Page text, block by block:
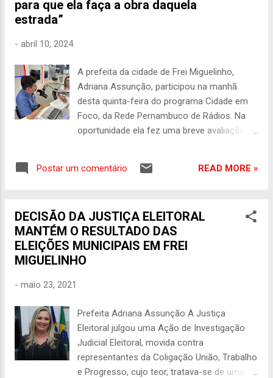
para que ela faça a obra daquela
estrada”
- abril 10, 2024
A prefeita da cidade de Frei Miguelinho,
Adriana Assunção, participou na manhã
desta quinta-feira do programa Cidade em
Foco, da Rede Pernambuco de Rádios. Na
oportunidade ela fez uma breve avaliação do
Raquel Lyra. Adriana, que está prestes a
cidade hoje é ‘outra’, completamente
diferente daquela, que ela assumiu em
janeiro de 2017. “Todos lembram como nós
pegamos a Prefeitura”, disse ela, citando em
demonstrou estar na bronca com a
governadora Raquel Lyra, que segundo ela,
ignora o seu pedido de recuperação total da
PE-121. De acordo com a gestora, a estrada
Postar um comentário READ MORE »
DECISÃO DA JUSTIÇA ELEITORAL
MANTÉM O RESULTADO DAS
ELEIÇÕES MUNICIPAIS EM FREI
MIGUELINHO
- maio 23, 2021
Prefeita Adriana Assunção A Justiça
Eleitoral julgou uma Ação de Investigação
Judicial Eleitoral, movida contra
representantes da Coligação União, Trabalho
e Progresso, cujo teor, tratava-se de uma